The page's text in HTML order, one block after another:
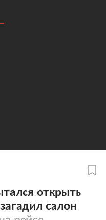
открыть
салон